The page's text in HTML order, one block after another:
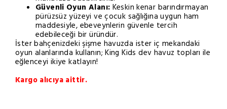
Güvenli Oyun Alanı: Keskin kenar barındırmayan
pürüzsüz yüzeyi ve çocuk sağlığına uygun ham
maddesiyle, ebeveynlerin güvenle tercih
edebileceği bir üründür.
İster bahçenizdeki şişme havuzda ister iç mekandaki
oyun alanlarında kullanın; King Kids dev havuz topları ile
eğlenceyi ikiye katlayın!
Kargo alıcıya aittir.